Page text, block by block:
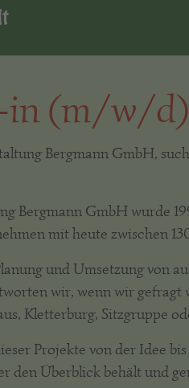
in (m/w/d)
Bergmann GmbH,
Bergmann GmbH wurde
mit heute zwischen
und Umsetzung von
wir, wenn wir
Kletterburg, Sitzgruppe
Projekte von der Idee
den Überblick behält und